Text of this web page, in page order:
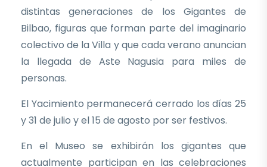
distintas generaciones de los Gigantes de
Bilbao, figuras que forman parte del imaginario
colectivo de la Villa y que cada verano anuncian
la llegada de Aste Nagusia para miles de
personas.
El Yacimiento permanecerá cerrado los días 25
y 31 de julio y el 15 de agosto por ser festivos.
En el Museo se exhibirán los gigantes que
actualmente participan en las celebraciones